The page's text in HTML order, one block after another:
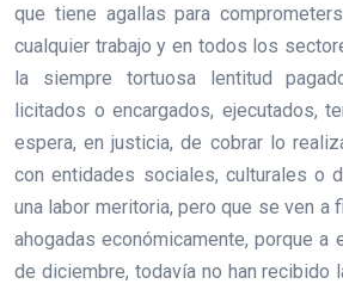
que tiene agallas para
cualquier trabajo y en todos los
la siempre tortuosa lentitud
licitados o encargados, ejecutados,
espera, en justicia, de cobrar lo
con entidades sociales, culturales o
una labor meritoria, pero que se ven a
ahogadas económicamente, porque a
de diciembre, todavía no han recibido